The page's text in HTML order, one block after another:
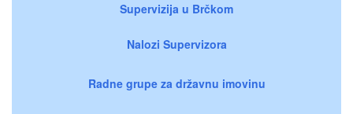
Supervizija u Brčkom
Nalozi Supervizora
Radne grupe za državnu imovinu